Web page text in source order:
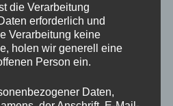
die Verarbeitung
erforderlich und
Verarbeitung keine
holen wir generell eine
Person ein.
Daten,